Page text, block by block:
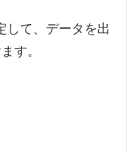
して、データを出
す。